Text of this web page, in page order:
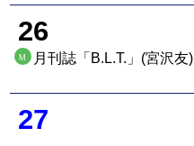
26
M 月刊誌「B.L.T.」(宮沢友)
27